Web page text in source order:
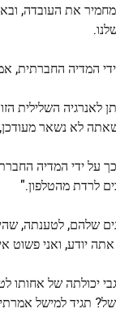
מחמיר את העובדה,
המדיה
לאנרגיה
לא נשאר
כך על ידי המדיה
לרדת מהטלפון."
שלהם, לטענתה,
יודע, ואני פשוט
יכולתה של
תגיד למישל